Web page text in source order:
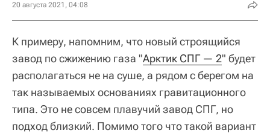
20 августа 2021, 04:08
К примеру, напомним, что новый строящийся
завод по сжижению газа "Арктик СПГ — 2" будет
располагаться не на суше, а рядом с берегом на
так называемых основаниях гравитационного
типа. Это не совсем плавучий завод СПГ, но
подход близкий. Помимо того что такой вариант